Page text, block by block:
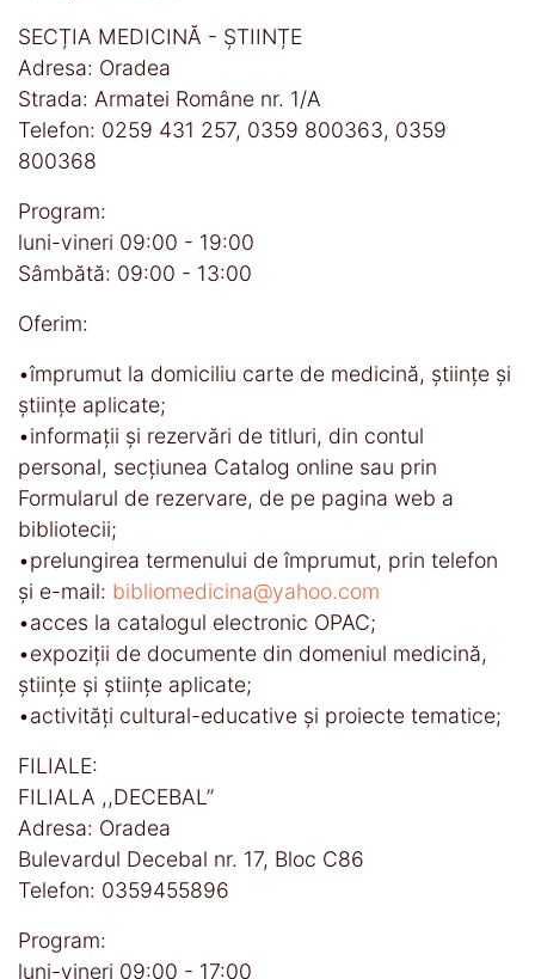
SECȚIA MEDICINĂ - ȘTIINȚE
Adresa: Oradea
Strada: Armatei Române nr. 1/A
Telefon: 0259 431 257, 0359 800363, 0359
800368
Program:
luni-vineri 09:00 - 19:00
Sâmbătă: 09:00 - 13:00
Oferim:
•împrumut la domiciliu carte de medicină, științe și
științe aplicate;
•informaţii și rezervări de titluri, din contul
personal, secţiunea Catalog online sau prin
Formularul de rezervare, de pe pagina web a
bibliotecii;
•prelungirea termenului de împrumut, prin telefon
și e-mail: bibliomedicina@yahoo.com
•acces la catalogul electronic OPAC;
•expoziţii de documente din domeniul medicină,
științe și științe aplicate;
•activităţi cultural-educative şi proiecte tematice;
FILIALE:
FILIALA ,,DECEBAL’’
Adresa: Oradea
Bulevardul Decebal nr. 17, Bloc C86
Telefon: 0359455896
Program:
luni-vineri 09:00 - 17:00